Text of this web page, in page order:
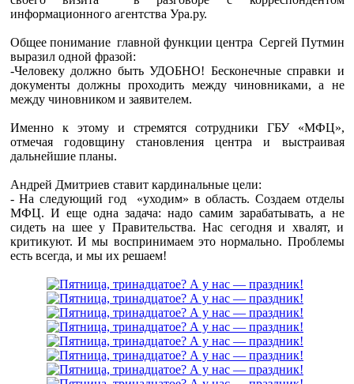
информационного агентства Ура.ру.
Общее понимание главной функции центра Сергей Путмин
выразил одной фразой:
-Человеку должно быть УДОБНО! Бесконечные справки и
документы должны проходить между чиновниками, а не
между чиновником и заявителем.
Именно к этому и стремятся сотрудники ГБУ «МФЦ»,
отмечая годовщину становления центра и выстраивая
дальнейшие планы.
Андрей Дмитриев ставит кардинальные цели:
- На следующий год «уходим» в область. Создаем отделы
МФЦ. И еще одна задача: надо самим зарабатывать, а не
сидеть на шее у Правительства. Нас сегодня и хвалят, и
критикуют. И мы воспринимаем это нормально. Проблемы
есть всегда, и мы их решаем!